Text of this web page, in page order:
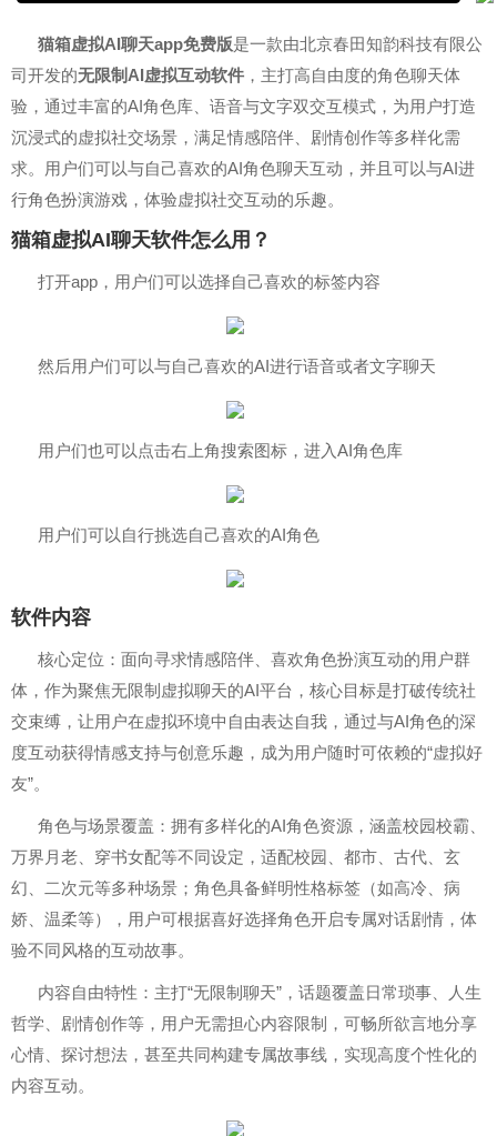
猫箱虚拟AI聊天app免费版是一款由北京春田知韵科技有限公
司开发的无限制AI虚拟互动软件 ，主打高自由度的角色聊天体
验，通过丰富的AI角色库、语音与文字双交互模式，为用户打造
沉浸式的虚拟社交场景，满足情感陪伴、剧情创作等多样化需
求。用户们可以与自己喜欢的AI角色聊天互动，并且可以与AI进
行角色扮演游戏，体验虚拟社交互动的乐趣。
猫箱虚拟AI聊天软件怎么用？
打开app，用户们可以选择自己喜欢的标签内容
然后用户们可以与自己喜欢的AI进行语音或者文字聊天
用户们也可以点击右上角搜索图标，进入AI角色库
用户们可以自行挑选自己喜欢的AI角色
软件内容
核心定位：面向寻求情感陪伴、喜欢角色扮演互动的用户群
体，作为聚焦无限制虚拟聊天的AI平台，核心目标是打破传统社
交束缚，让用户在虚拟环境中自由表达自我，通过与AI角色的深
度互动获得情感支持与创意乐趣，成为用户随时可依赖的“虚拟好
友”。
角色与场景覆盖：拥有多样化的AI角色资源，涵盖校园校霸、
万界月老、穿书女配等不同设定，适配校园、都市、古代、玄
幻、二次元等多种场景；角色具备鲜明性格标签（如高冷、病
娇、温柔等），用户可根据喜好选择角色开启专属对话剧情，体
验不同风格的互动故事。
内容自由特性：主打“无限制聊天”，话题覆盖日常琐事、人生
哲学、剧情创作等，用户无需担心内容限制，可畅所欲言地分享
心情、探讨想法，甚至共同构建专属故事线，实现高度个性化的
内容互动。